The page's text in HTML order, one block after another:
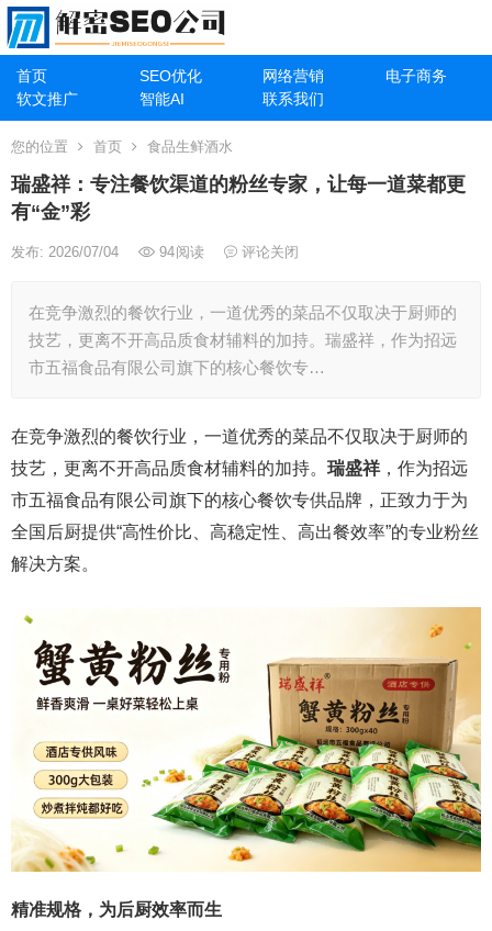
首页 SEO优化 网络营销
电子商务
软文推广
智能AI 联系我们
您的位置 首页 食品生鲜酒水
瑞盛祥：专注餐饮渠道的粉丝专家，让每一道菜都更
有“金”彩
发布: 2026/07/04 94阅读 评论关闭
在竞争激烈的餐饮行业，一道优秀的菜品不仅取决于厨师的
技艺，更离不开高品质食材辅料的加持。瑞盛祥，作为招远
市五福食品有限公司旗下的核心餐饮专…
在竞争激烈的餐饮行业，一道优秀的菜品不仅取决于厨师的
技艺，更离不开高品质食材辅料的加持。 瑞盛祥，作为招远
市五福食品有限公司旗下的核心餐饮专供品牌，正致力于为
全国后厨提供“高性价比、高稳定性、高出餐效率”的专业粉丝
解决方案。
精准规格，为后厨效率而生